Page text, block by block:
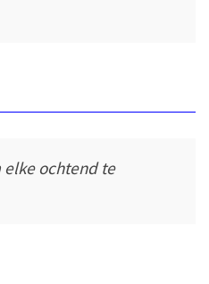
elke ochtend te